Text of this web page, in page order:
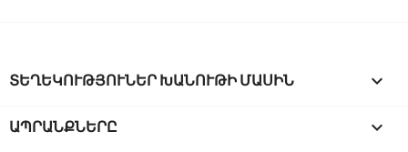
ՏԵՂԵԿՈՒԹՅՈՒՆԵՐ ԽԱՆՈՒԹԻ ՄԱՍԻՆ keyboard_arrow_down
ԱՊՐԱՆՔՆԵՐԸ 